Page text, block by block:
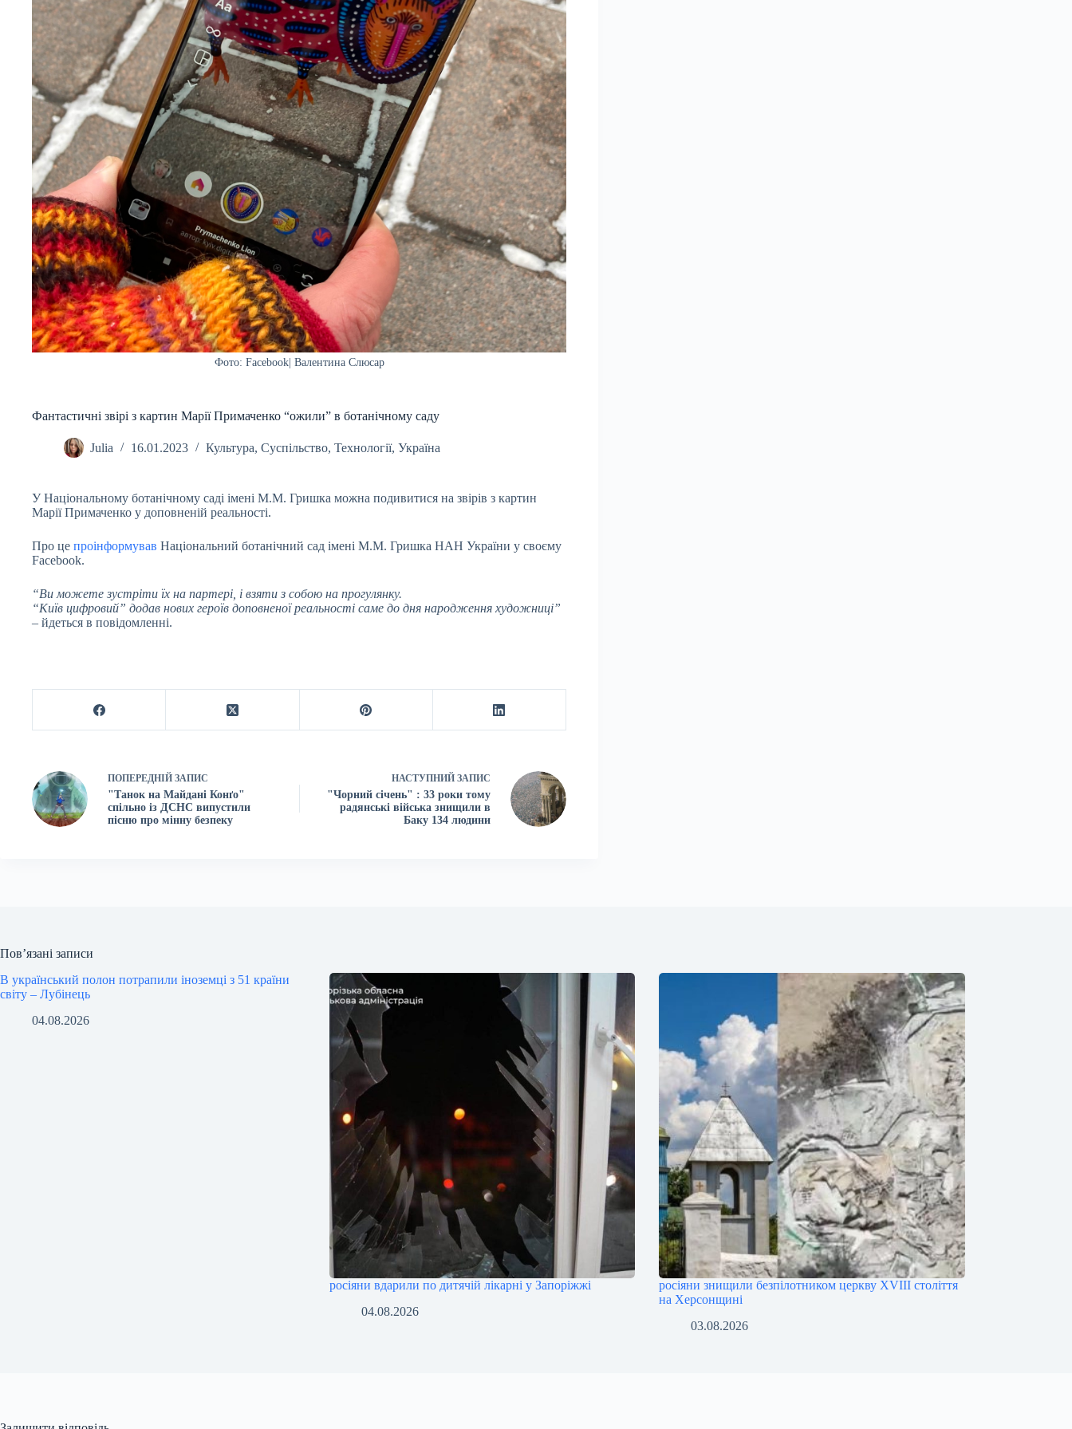
Фото: Facebook| Валентина Слюсар
Фантастичні звірі з картин Марії Примаченко “ожили” в ботанічному саду
Julia 16.01.2023 Культура, Суспільство, Технології, Україна
У Національному ботанічному саді імені М.М. Гришка можна подивитися на звірів з картин
Марії Примаченко у доповненій реальності.
Про це проінформував Національний ботанічний сад імені М.М. Гришка НАН України у своєму
Facebook.
“Ви можете зустріти їх на партері, і взяти з собою на прогулянку.
“Київ цифровий” додав нових героїв доповненої реальності саме до дня народження художниці”
– йдеться в повідомленні.
ПОПЕРЕДНІЙ ЗАПИС
"Танок на Майдані Конґо"
спільно із ДСНС випустили
пісню про мінну безпеку
НАСТУПНИЙ ЗАПИС
"Чорний січень" : 33 роки тому
радянські війська знищили в
Баку 134 людини
Пов’язані записи
В український полон потрапили іноземці з 51 країни
світу – Лубінець
04.08.2026
росіяни вдарили по дитячій лікарні у Запоріжжі
04.08.2026
росіяни знищили безпілотником церкву XVIII століття
на Херсонщині
03.08.2026